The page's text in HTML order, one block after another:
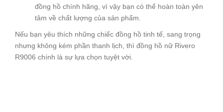
đồng hồ chính hãng, vì vậy bạn có thể hoàn toàn yên
tâm về chất lượng của sản phẩm.
Nếu bạn yêu thích những chiếc đồng hồ tinh tế, sang trọng
nhưng không kém phần thanh lịch, thì đồng hồ nữ Rivero
R9006 chính là sự lựa chọn tuyệt vời.